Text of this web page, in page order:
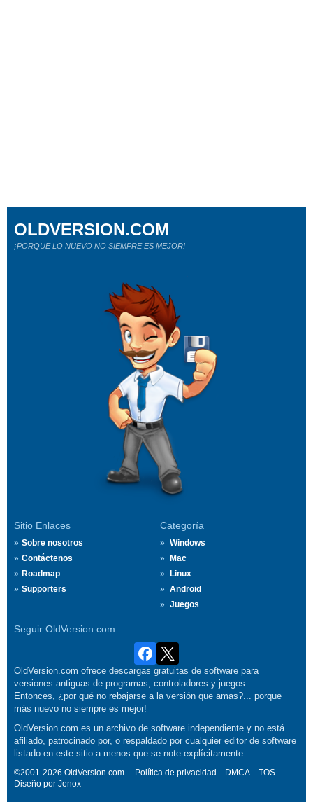
Sitio Enlaces
Sobre nosotros
Contáctenos
Roadmap
Supporters
Categoría
Windows
Mac
Linux
Android
Juegos
Seguir OldVersion.com
OLDVERSION.COM
¡PORQUE LO NUEVO NO SIEMPRE ES MEJOR!
OldVersion.com ofrece descargas gratuitas de software para
versiones antiguas de programas, controladores y juegos.
Entonces, ¿por qué no rebajarse a la versión que amas?... porque
más nuevo no siempre es mejor!
OldVersion.com es un archivo de software independiente y no está
afiliado, patrocinado por, o respaldado por cualquier editor de software
listado en este sitio a menos que se note explícitamente.
©2001-2026 OldVersion.com. Política de privacidad DMCA
TOS
Diseño por Jenox